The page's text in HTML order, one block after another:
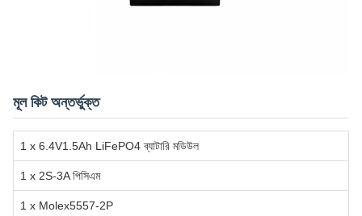
মূল কিট অন্তর্ভুক্ত
1 x 6.4V1.5Ah LiFePO4 ব্যাটারি মডিউল
1 x 2S-3A পিসিএম
1 x Molex5557-2P